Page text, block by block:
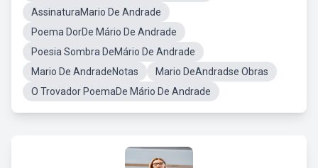
AssinaturaMario De Andrade
Poema DorDe Mário De Andrade
Poesia Sombra DeMário De Andrade
Mario De AndradeNotas
Mario DeAndradse Obras
O Trovador PoemaDe Mário De Andrade